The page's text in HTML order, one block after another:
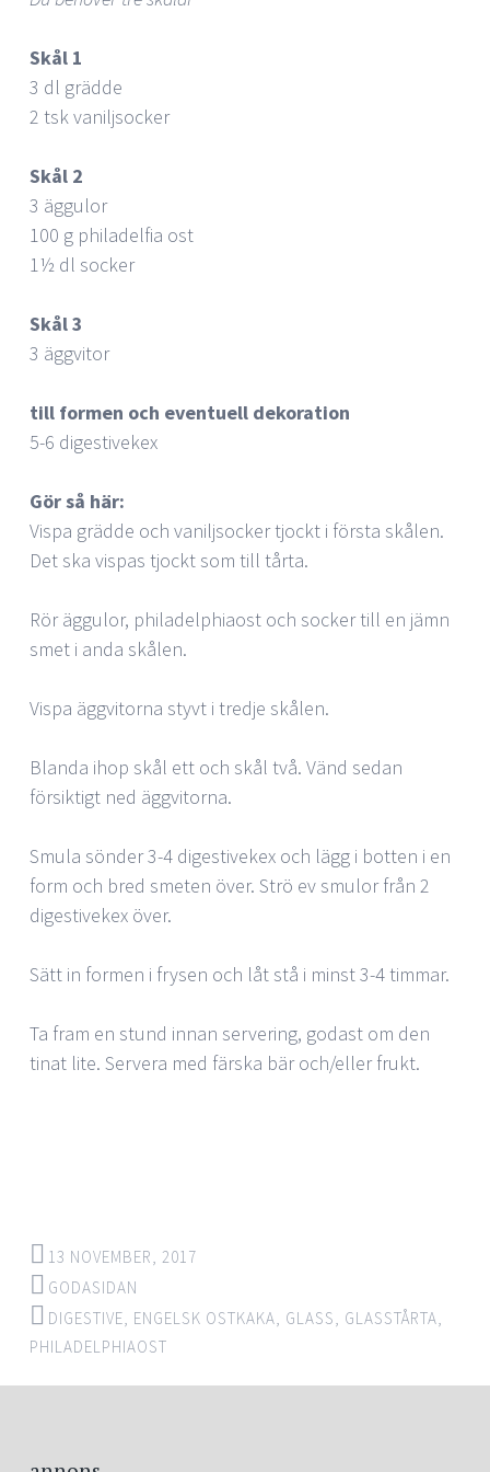
Skål 1
3 dl grädde
2 tsk vaniljsocker
Skål 2
3 äggulor
100 g philadelfia ost
1½ dl socker
Skål 3
3 äggvitor
till formen och eventuell dekoration
5-6 digestivekex
Gör så här:
Vispa grädde och vaniljsocker tjockt i första skålen.
Det ska vispas tjockt som till tårta.
Rör äggulor, philadelphiaost och socker till en jämn
smet i anda skålen.
Vispa äggvitorna styvt i tredje skålen.
Blanda ihop skål ett och skål två. Vänd sedan
försiktigt ned äggvitorna.
Smula sönder 3-4 digestivekex och lägg i botten i en
form och bred smeten över. Strö ev smulor från 2
digestivekex över.
Sätt in formen i frysen och låt stå i minst 3-4 timmar.
Ta fram en stund innan servering, godast om den
tinat lite. Servera med färska bär och/eller frukt.
13 NOVEMBER, 2017
GODASIDAN
DIGESTIVE ENGELSK OSTKAKA GLASS GLASSTÅRTA
PHILADELPHIAOST
Post